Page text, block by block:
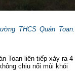
THCS Quán Toan.
Toan liên tiếp xảy ra 4
chịu nổi mùi khói